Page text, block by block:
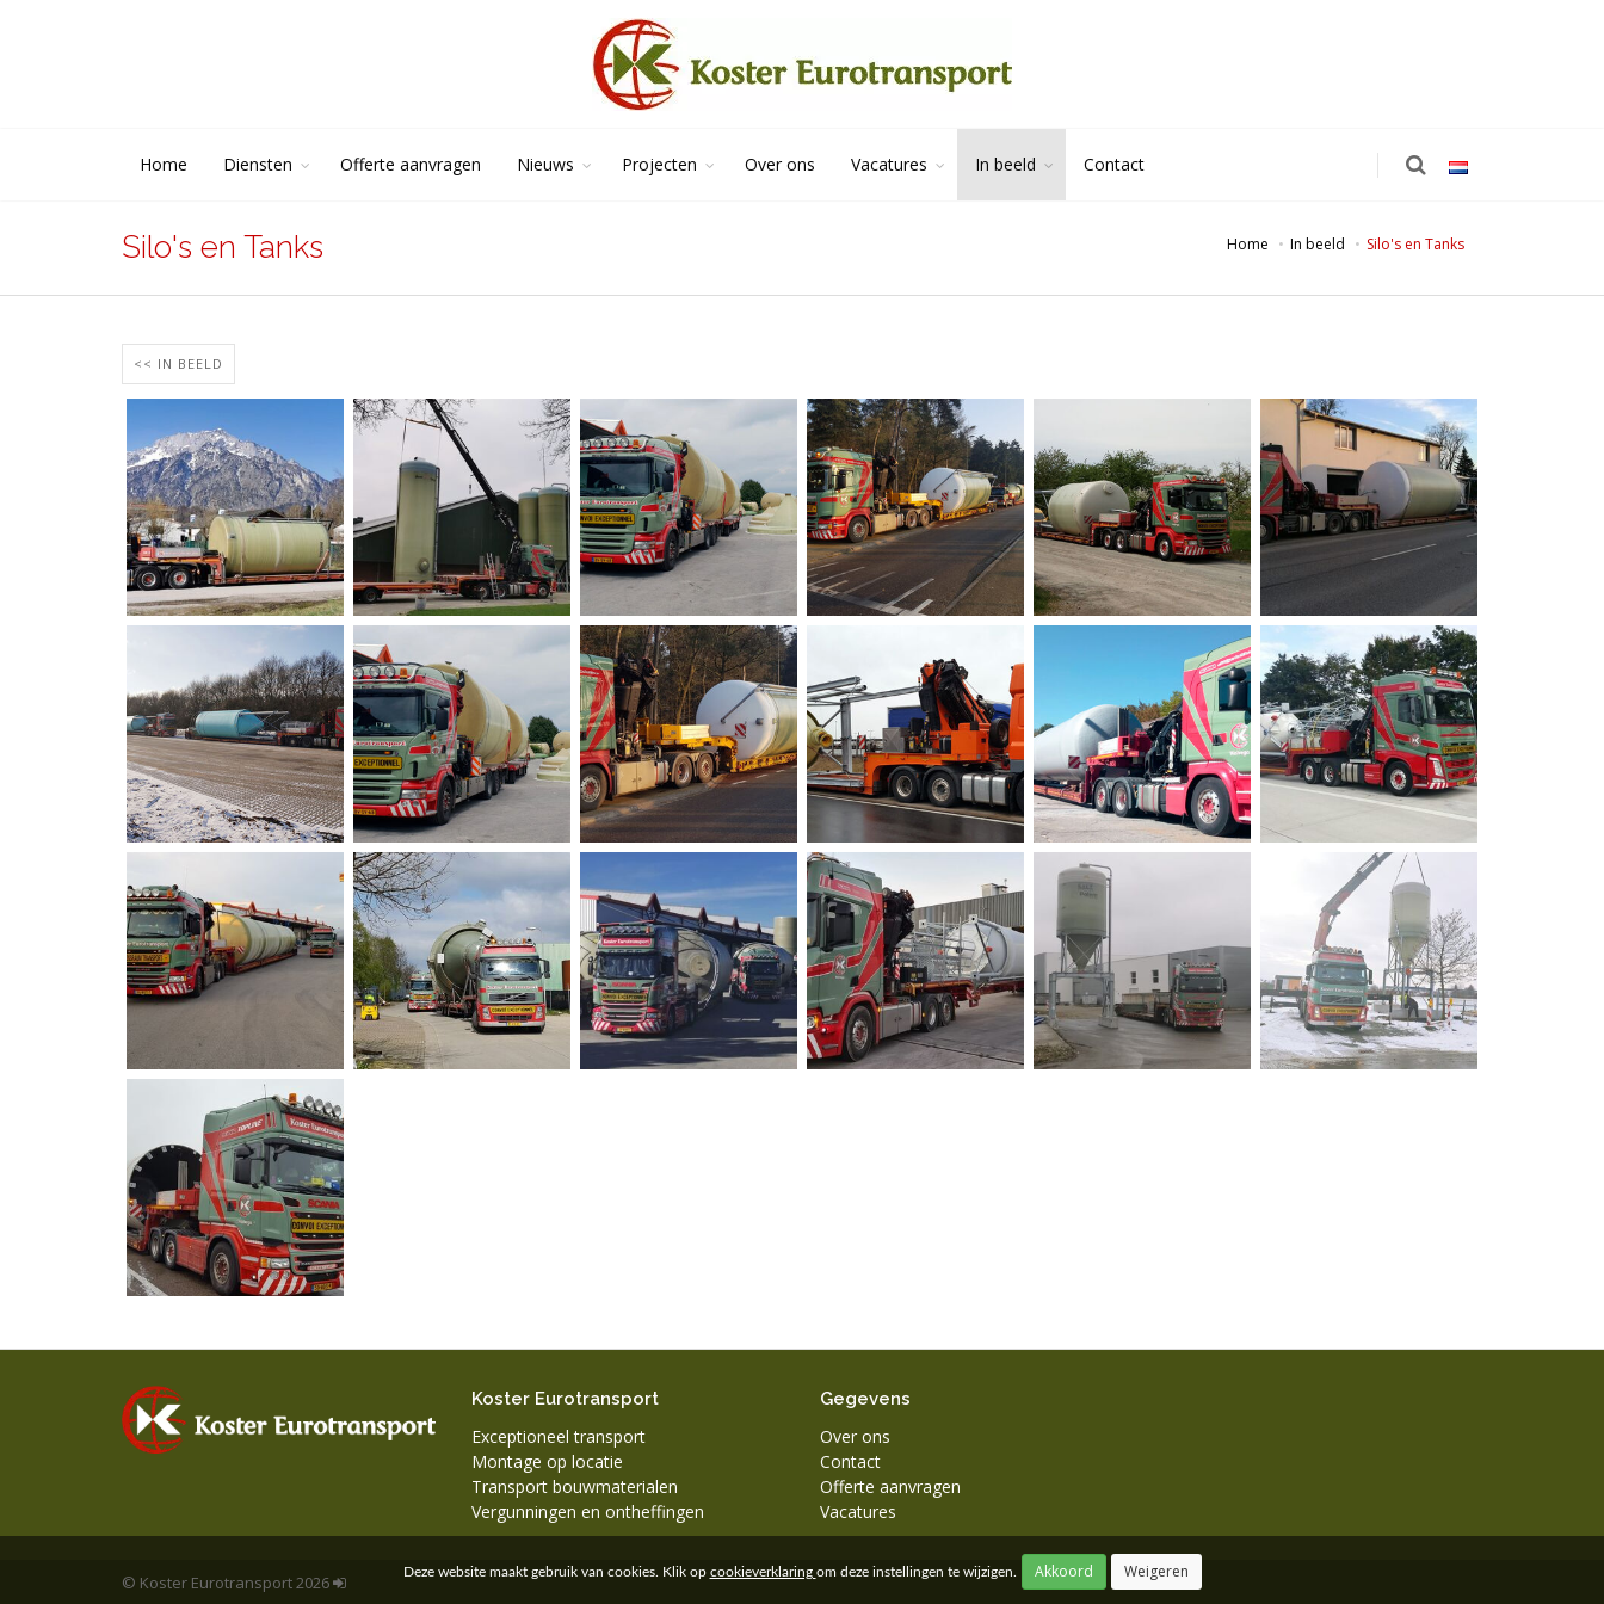
Deze website maakt gebruik van cookies. Klik op cookieverklaring om deze instellingen te wijzigen.
Home Diensten Offerte aanvragen Nieuws Projecten Over ons Vacatures In beeld Contact
Home In beeld Silo's en Tanks
Silo's en Tanks
<< IN BEELD
Koster Eurotransport
Exceptioneel transport
Montage op locatie
Transport bouwmaterialen
Vergunningen en ontheffingen
Gegevens
Over ons
Contact
Offerte aanvragen
Vacatures
© Koster Eurotransport 2026